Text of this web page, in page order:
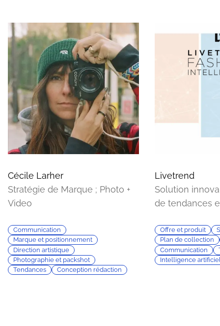
Cécile Larher
Stratégie de Marque ; Photo +
Video
Communication
Marque et positionnement
Direction artistique
Photographie et packshot
Tendances
Conception rédaction
Livetrend
Solution
de tendances
Offre et produit
Plan de collection
Communication
Intelligence